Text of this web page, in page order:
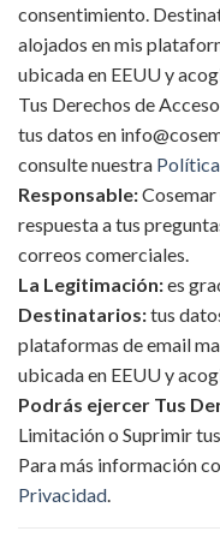
consentimiento.
alojados en mis
ubicada en EEUU y
Tus Derechos de
tus datos en
consulte nuestra
Responsable:Cosemar
respuesta a tus
correos comerciales.
La Legitimación:es
Destinatarios:tus
plataformas de email
ubicada en EEUU y
Podrás ejercer Tus
Limitación o Suprimir
Para más información
Privacidad.